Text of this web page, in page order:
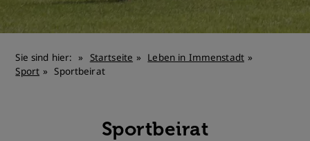
Sie sind hier: Startseite
Leben in Immenstadt
Sport
Sportbeirat
Sportbeirat